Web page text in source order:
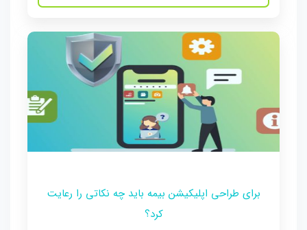
برای طراحی اپلیکیشن بیمه باید چه نکاتی را رعایت
کرد؟